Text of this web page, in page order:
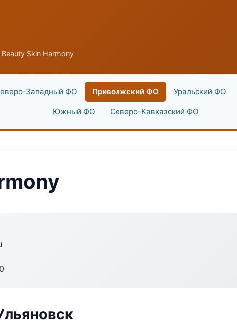
Beauty Skin Harmony
Западный ФО Приволжский ФО Уральский ФО
Южный ФО Северо-Кавказский ФО